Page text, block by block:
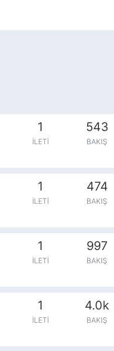
1
İLETI
543
BAKIŞ
1
İLETI
474
BAKIŞ
1
İLETI
997
BAKIŞ
1
İLETI
4.0k
BAKIŞ